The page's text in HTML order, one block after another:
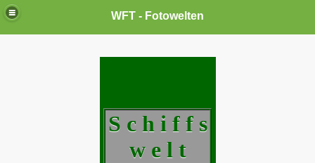
WFT - Fotowelten
S c h i f f s
w e l t